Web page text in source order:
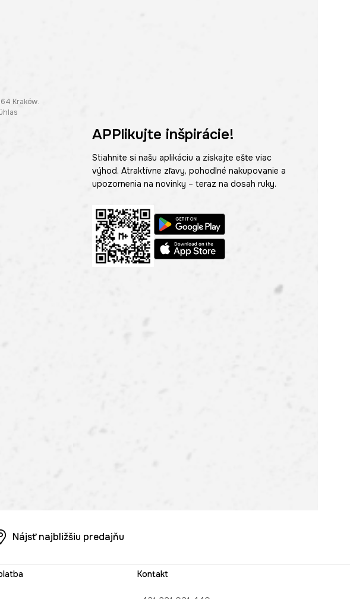
Kraków.
APPlikujte inšpirácie!
Stiahnite si našu aplikáciu a získajte ešte viac
výhod. Atraktívne zľavy, pohodlné nakupovanie a
upozornenia na novinky – teraz na dosah ruky.
Nájsť najbližšiu predajňu
Kontakt